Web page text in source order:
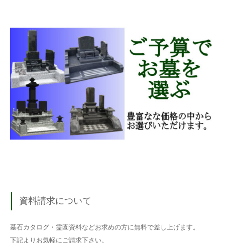
資料請求について
墓石カタログ・霊園資料などお求めの方に無料で差し上げます。
下記よりお気軽にご請求下さい。